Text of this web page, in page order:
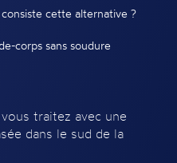
cette alternative ?
corps sans soudure
traitez avec une
dans le sud de la